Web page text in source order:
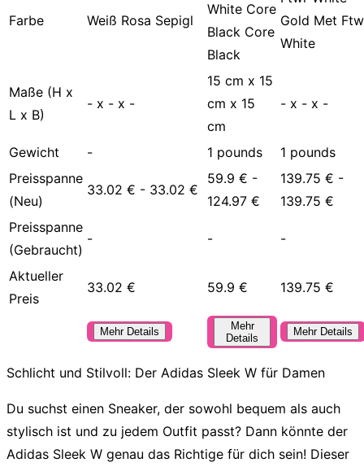
Farbe Weiß Rosa Sepigl
White Core
Black Core
Black
Gold Met
White
Maße (H x
L x B)
- x - x -
15 cm x 15
cm x 15
cm
- x - x -
Gewicht - 1 pounds
1 pounds
Preisspanne
(Neu)
33.02 € - 33.02 €
59.9 € -
124.97 €
139.75 € -
139.75 €
Preisspanne
(Gebraucht)
- - -
Aktueller
Preis
33.02 € 59.9 € 139.75 €
Mehr Details
Mehr
Details
Mehr Details
Schlicht und Stilvoll: Der Adidas Sleek W für Damen
Du suchst einen Sneaker, der sowohl bequem als auch
stylisch ist und zu jedem Outfit passt? Dann könnte der
Adidas Sleek W genau das Richtige für dich sein! Dieser